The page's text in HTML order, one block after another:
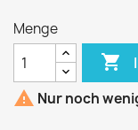
Menge

 Nur noch